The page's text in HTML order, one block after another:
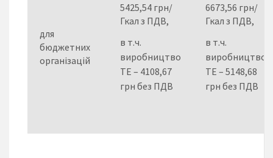
для
бюджетних
організацій
5425,54 грн/
Гкал з ПДВ,
в т.ч.
виробництво
ТЕ – 4108,67
грн без ПДВ
6673,56 грн/
Гкал з ПДВ,
в т.ч.
виробництво
ТЕ – 5148,68
грн без ПДВ